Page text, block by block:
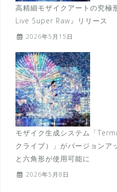
高精細モザイクアートの究
Live Super Raw』リリース
2026年5月15日
モザイク生成システム「
クライブ）」がバージョンア
と六角形が使用可能に
2026年5月8日